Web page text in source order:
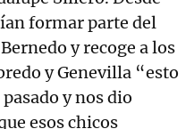
formar parte del
y recoge a los
y Genevilla “esto
y nos dio
esos chicos